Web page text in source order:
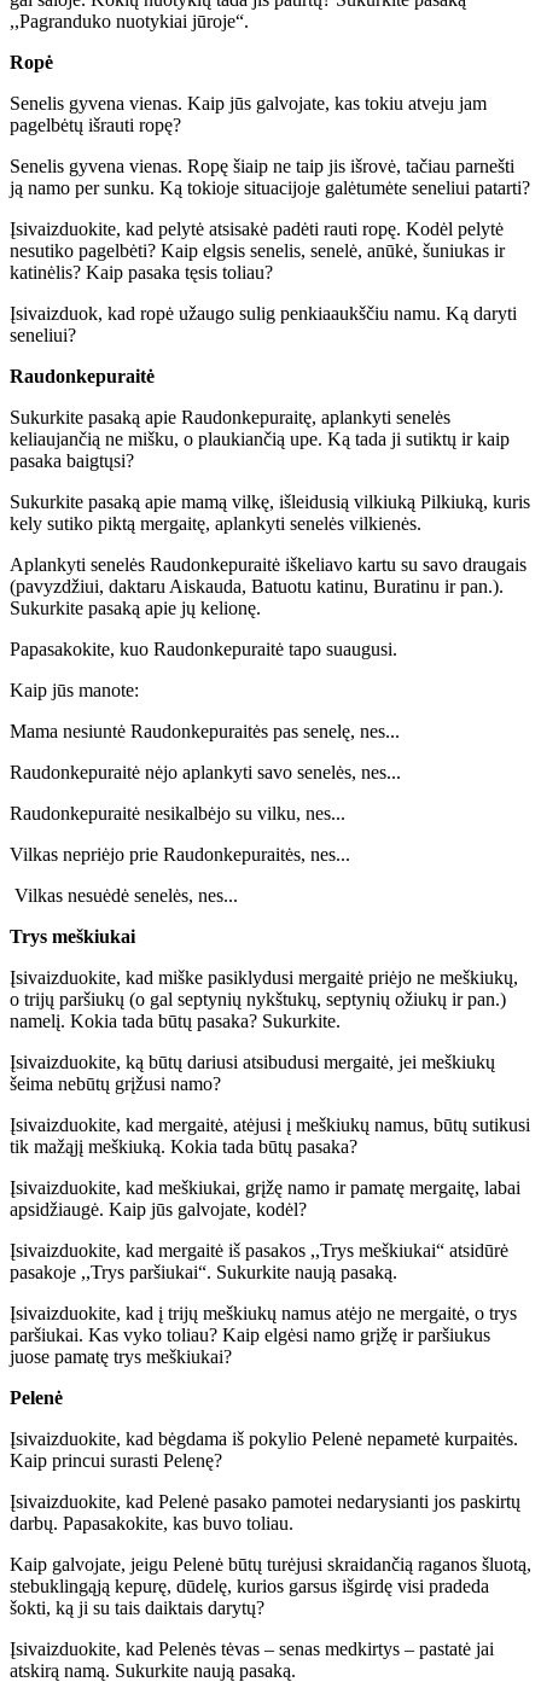
,,Pagranduko nuotykiai jūroje“.
Ropė
Senelis gyvena vienas. Kaip jūs galvojate, kas tokiu atveju jam
pagelbėtų išrauti ropę?
Senelis gyvena vienas. Ropę šiaip ne taip jis išrovė, tačiau parnešti
ją namo per sunku. Ką tokioje situacijoje galėtumėte seneliui patarti?
Įsivaizduokite, kad pelytė atsisakė padėti rauti ropę. Kodėl pelytė
nesutiko pagelbėti? Kaip elgsis senelis, senelė, anūkė, šuniukas ir
katinėlis? Kaip pasaka tęsis toliau?
Įsivaizduok, kad ropė užaugo sulig penkiaaukščiu namu. Ką daryti
seneliui?
Raudonkepuraitė
Sukurkite pasaką apie Raudonkepuraitę, aplankyti senelės
keliaujančią ne mišku, o plaukiančią upe. Ką tada ji sutiktų ir kaip
pasaka baigtųsi?
Sukurkite pasaką apie mamą vilkę, išleidusią vilkiuką Pilkiuką, kuris
kely sutiko piktą mergaitę, aplankyti senelės vilkienės.
Aplankyti senelės Raudonkepuraitė iškeliavo kartu su savo draugais
(pavyzdžiui, daktaru Aiskauda, Batuotu katinu, Buratinu ir pan.).
Sukurkite pasaką apie jų kelionę.
Papasakokite, kuo Raudonkepuraitė tapo suaugusi.
Kaip jūs manote:
Mama nesiuntė Raudonkepuraitės pas senelę, nes...
Raudonkepuraitė nėjo aplankyti savo senelės, nes...
Raudonkepuraitė nesikalbėjo su vilku, nes...
Vilkas nepriėjo prie Raudonkepuraitės, nes...
Vilkas nesuėdė senelės, nes...
Trys meškiukai
Įsivaizduokite, kad miške pasiklydusi mergaitė priėjo ne meškiukų,
o trijų paršiukų (o gal septynių nykštukų, septynių ožiukų ir pan.)
namelį. Kokia tada būtų pasaka? Sukurkite.
Įsivaizduokite, ką būtų dariusi atsibudusi mergaitė, jei meškiukų
šeima nebūtų grįžusi namo?
Įsivaizduokite, kad mergaitė, atėjusi į meškiukų namus, būtų sutikusi
tik mažąjį meškiuką. Kokia tada būtų pasaka?
Įsivaizduokite, kad meškiukai, grįžę namo ir pamatę mergaitę, labai
apsidžiaugė. Kaip jūs galvojate, kodėl?
Įsivaizduokite, kad mergaitė iš pasakos ,,Trys meškiukai“ atsidūrė
pasakoje ,,Trys paršiukai“. Sukurkite naują pasaką.
Įsivaizduokite, kad į trijų meškiukų namus atėjo ne mergaitė, o trys
paršiukai. Kas vyko toliau? Kaip elgėsi namo grįžę ir paršiukus
juose pamatę trys meškiukai?
Pelenė
Įsivaizduokite, kad bėgdama iš pokylio Pelenė nepametė kurpaitės.
Kaip princui surasti Pelenę?
Įsivaizduokite, kad Pelenė pasako pamotei nedarysianti jos paskirtų
darbų. Papasakokite, kas buvo toliau.
Kaip galvojate, jeigu Pelenė būtų turėjusi skraidančią raganos šluotą,
stebuklingąją kepurę, dūdelę, kurios garsus išgirdę visi pradeda
šokti, ką ji su tais daiktais darytų?
Įsivaizduokite, kad Pelenės tėvas – senas medkirtys – pastatė jai
atskirą namą. Sukurkite naują pasaką.